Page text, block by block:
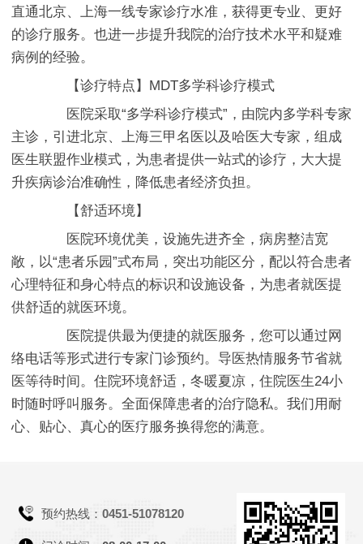
直通北京、上海一线专家诊疗水准，获得更专业、更好
的诊疗服务。也进一步提升我院的治疗技术水平和疑难
病例的经验。
【诊疗特点】MDT多学科诊疗模式
医院采取“多学科诊疗模式”，由院内多学科专家
主诊，引进北京、上海三甲名医以及哈医大专家，组成
医生联盟作业模式，为患者提供一站式的诊疗，大大提
升疾病诊治准确性，降低患者经济负担。
【舒适环境】
医院环境优美，设施先进齐全，病房整洁宽
敞，以“患者乐园”式布局，突出功能区分，配以符合患者
心理特征和身心特点的标识和设施设备，为患者就医提
供舒适的就医环境。
医院提供最为便捷的就医服务，您可以通过网
络电话等形式进行专家门诊预约。导医热情服务节省就
医等待时间。住院环境舒适，冬暖夏凉，住院医生24小
时随时呼叫服务。全面保障患者的治疗隐私。我们用耐
心、贴心、真心的医疗服务换得您的满意。
预约热线：0451-51078120